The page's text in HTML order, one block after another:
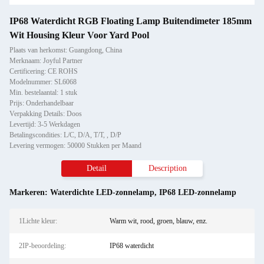
IP68 Waterdicht RGB Floating Lamp Buitendimeter 185mm
Wit Housing Kleur Voor Yard Pool
Plaats van herkomst: Guangdong, China
Merknaam: Joyful Partner
Certificering: CE ROHS
Modelnummer: SL6068
Min. bestelaantal: 1 stuk
Prijs: Onderhandelbaar
Verpakking Details: Doos
Levertijd: 3-5 Werkdagen
Betalingscondities: L/C, D/A, T/T, , D/P
Levering vermogen: 50000 Stukken per Maand
Detail Description
Markeren: Waterdichte LED-zonnelamp, IP68 LED-zonnelamp
1Lichte kleur: Warm wit, rood, groen, blauw, enz.
2IP-beoordeling: IP68 waterdicht